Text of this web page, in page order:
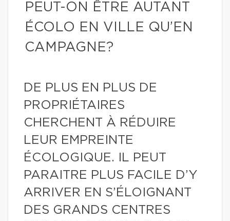
PEUT-ON ÊTRE AUTANT
ÉCOLO EN VILLE QU’EN
CAMPAGNE?
DE PLUS EN PLUS DE
PROPRIÉTAIRES
CHERCHENT À RÉDUIRE
LEUR EMPREINTE
ÉCOLOGIQUE. IL PEUT
PARAITRE PLUS FACILE D’Y
ARRIVER EN S’ÉLOIGNANT
DES GRANDS CENTRES